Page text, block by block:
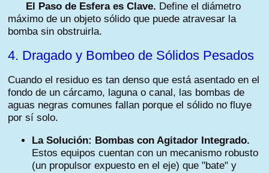
El Paso de Esfera es Clave. Define el diámetro
máximo de un objeto sólido que puede atravesar la
bomba sin obstruirla.
4. Dragado y Bombeo de Sólidos Pesados
Cuando el residuo es tan denso que está asentado en el
fondo de un cárcamo, laguna o canal, las bombas de
aguas negras comunes fallan porque el sólido no fluye
por sí solo.
La Solución: Bombas con Agitador Integrado.
Estos equipos cuentan con un mecanismo robusto
(un propulsor expuesto en el eje) que "bate" y